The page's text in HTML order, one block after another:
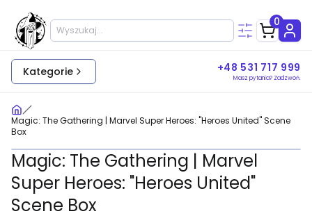
0
Kategorie +48 531 717 999
Masz pytania? Zadzwoń.
Magic: The Gathering | Marvel Super Heroes: "Heroes United" Scene
Box
Magic: The Gathering | Marvel
Super Heroes: "Heroes United"
Scene Box